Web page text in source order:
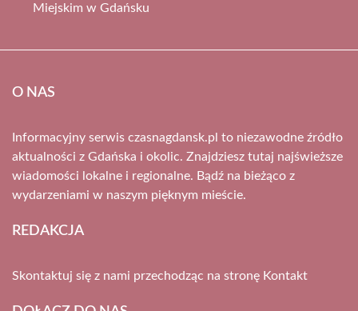
Miejskim w Gdańsku
O NAS
Informacyjny serwis czasnagdansk.pl to niezawodne źródło
aktualności z Gdańska i okolic. Znajdziesz tutaj najświeższe
wiadomości lokalne i regionalne. Bądź na bieżąco z
wydarzeniami w naszym pięknym mieście.
REDAKCJA
Skontaktuj się z nami przechodząc na stronę Kontakt